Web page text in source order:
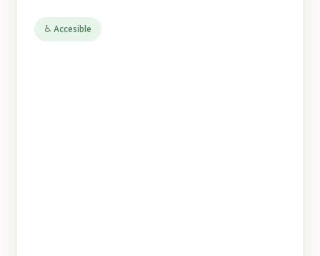
♿ Accesible